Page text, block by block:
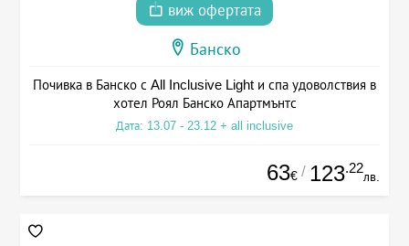
виж офертата
Банско
Почивка в Банско с All Inclusive Light и спа удоволствия в
хотел Роял Банско Апартмънтс
Дата: 13.07 - 23.12 + all inclusive
63€ / 123.22
лв.